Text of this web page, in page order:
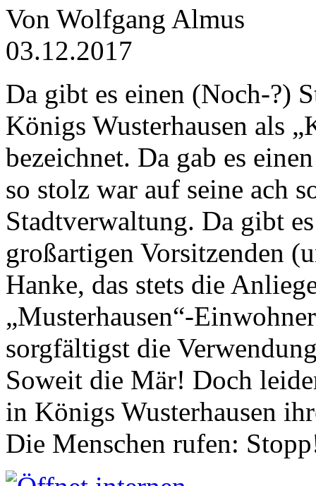
Von Wolfgang Almus
03.12.2017
Da gibt es einen (Noch-?)
Königs Wusterhausen als
bezeichnet. Da gab es
so stolz war auf seine ach
Stadtverwaltung. Da gibt
großartigen Vorsitzenden
Hanke, das stets die
„Musterhausen“-
sorgfältigst die
Soweit die Mär! Doch
in Königs Wusterhausen
Die Menschen rufen: